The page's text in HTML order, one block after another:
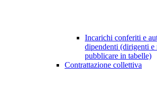
Incarichi conferiti e
dipendenti (dirigenti
pubblicare in tabelle)
Contrattazione collettiva